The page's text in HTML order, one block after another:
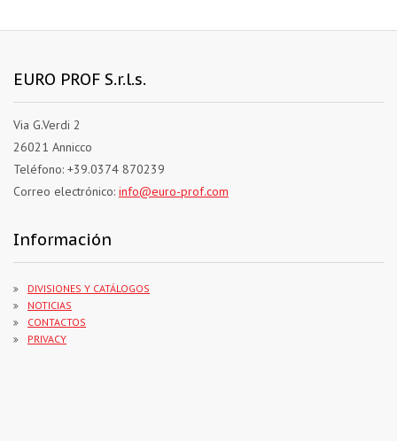
EURO PROF S.r.l.s.
Via G.Verdi 2
26021 Annicco
Teléfono: +39.0374 870239
Correo electrónico: info@euro-prof.com
Información
DIVISIONES Y CATÁLOGOS
NOTICIAS
CONTACTOS
PRIVACY